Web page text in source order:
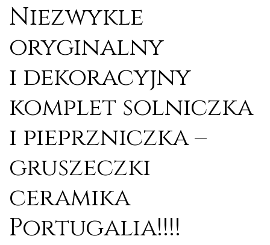
Niezwykle
oryginalny
i dekoracyjny
komplet solniczka
i pieprzniczka –
gruszeczki
ceramika
Portugalia!!!!